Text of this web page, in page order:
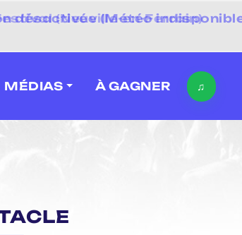
(Neuville-en-Ferrain)
MÉDIAS À GAGNER ♫